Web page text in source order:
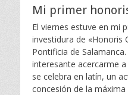
s
t
e
d
o
t
h
o
r
Mi primer
El viernes estuve en mi
investidura de «Honoris
Pontificia de
interesante acercarme
se celebra en latín, un
concesión de la